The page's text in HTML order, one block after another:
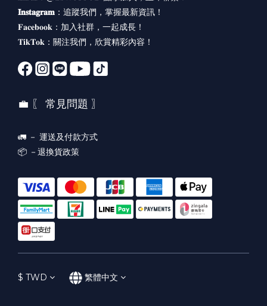
𝐈𝐧𝐬𝐭𝐚𝐠𝐫𝐚𝐦 ： 追蹤我們，掌握最新資訊！
𝐅𝐚𝐜𝐞𝐛𝐨𝐨𝐤： 加入社群，一起成長！
𝐓𝐢𝐤𝐓𝐨𝐤： 關注我們，欣賞精彩內容！
💼 〖 常見問題 〗
🚛 － 運送及付款方式
📦 － 退換貨政策
$ TWD 繁體中文